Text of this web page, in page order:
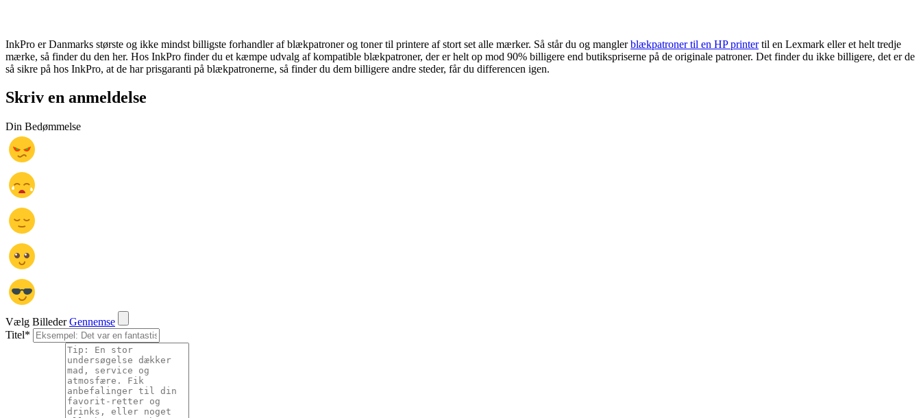
InkPro er Danmarks største og ikke mindst billigste forhandler af blækpatroner og toner til printere af stort set alle mærker. Så står du og manglerblækpatroner til en HP printertil en Lexmark eller et helt tredje
mærke, så finder du den her. Hos InkPro finder du et kæmpe udvalg af kompatible blækpatroner, der er helt op mod 90% billigere end butikspriserne på de originale patroner. Det finder du ikke billigere, det er de
så sikre på hos InkPro, at de har prisgaranti på blækpatronerne, så finder du dem billigere andre steder, får du differencen igen.
Skriv en anmeldelse
Din Bedømmelse
Vælg Billeder Gennemse
Titel*